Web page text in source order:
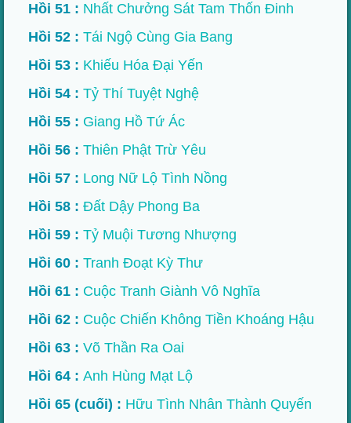
Hồi 51 : Nhất Chưởng Sát Tam Thốn Đinh
Hồi 52 : Tái Ngộ Cùng Gia Bang
Hồi 53 : Khiếu Hóa Đại Yến
Hồi 54 : Tỷ Thí Tuyệt Nghệ
Hồi 55 : Giang Hồ Tứ Ác
Hồi 56 : Thiên Phật Trừ Yêu
Hồi 57 : Long Nữ Lộ Tình Nồng
Hồi 58 : Đất Dậy Phong Ba
Hồi 59 : Tỷ Muội Tương Nhượng
Hồi 60 : Tranh Đoạt Kỳ Thư
Hồi 61 : Cuộc Tranh Giành Vô Nghĩa
Hồi 62 : Cuộc Chiến Không Tiền Khoáng Hậu
Hồi 63 : Võ Thần Ra Oai
Hồi 64 : Anh Hùng Mạt Lộ
Hồi 65 (cuối) : Hữu Tình Nhân Thành Quyến